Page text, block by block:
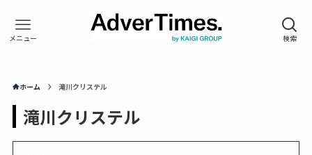
ホーム 滝川クリステル
滝川クリステル